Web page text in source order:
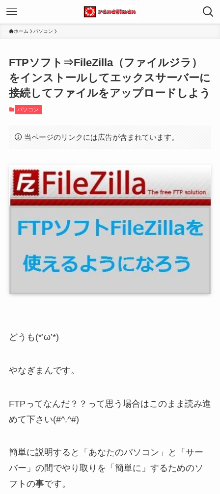
ホーム パソコン
FTPソフト⇒FileZilla（ファイルジラ）
をインストールしてエックスサーバーに
接続してファイルをアップロードしよう
パソコン
当ページのリンクには広告が含まれています。
どうも(*’ω’*)
やなぎまんです。
FTPってなんだ？？って思う場合はこのまま読み進
めて下さい(#^.^#)
簡単に説明すると「あなたのパソコン」と「サー
バー」の間でやり取りを「簡単に」するためのソ
フトの事です。